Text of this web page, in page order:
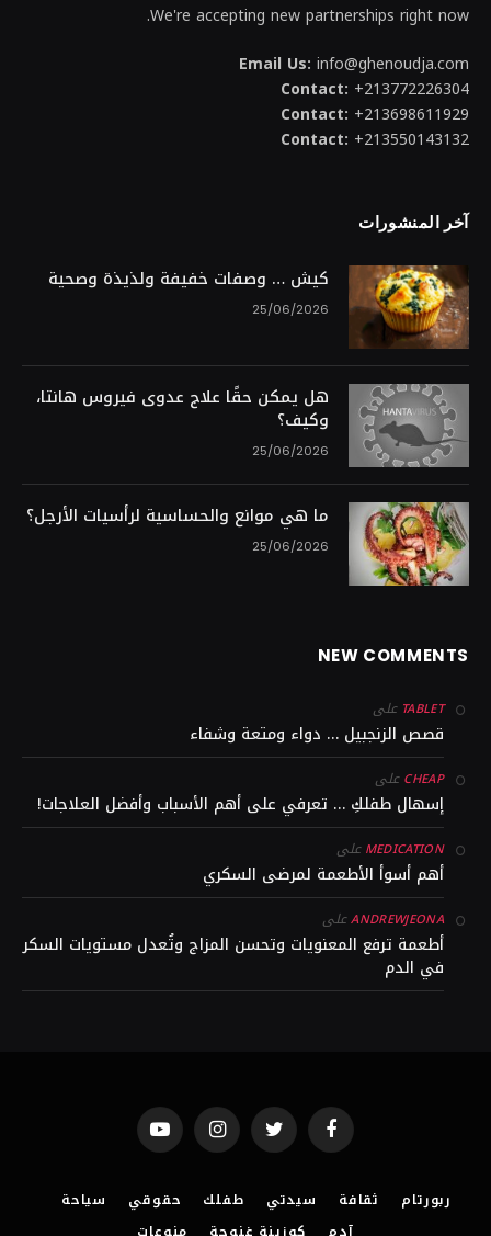
We're accepting new partnerships right now.
Email Us: info@ghenoudja.com
Contact: +213772226304
Contact: +213698611929
Contact: +213550143132
آخر المنشورات
كيش … وصفات خفيفة ولذيذة وصحية
25/06/2026
هل يمكن حقًا علاج عدوى فيروس هانتا،
وكيف؟
25/06/2026
ما هي موانع والحساسية لرأسيات الأرجل؟
25/06/2026
NEW COMMENTS
TABLET على
قصص الزنجبيل … دواء ومتعة وشفاء
CHEAPعلى
إسهال طفلكِ … تعرفي على أهم الأسباب وأفضل العلاجات!
MEDICATIONعلى
أهم أسوأ الأطعمة لمرضى السكري
ANDREWJEONAعلى
أطعمة ترفع المعنويات وتحسن المزاج وتُعدل مستويات السكر
في الدم
Facebook
Twitter
Instagram
YouTube
ربورتام ثقافة سيدتي طفلك حقوقي
سياحة